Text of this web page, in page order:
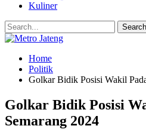
Kuliner
Home
Politik
Golkar Bidik Posisi Wakil
Golkar Bidik Posisi
Semarang 2024